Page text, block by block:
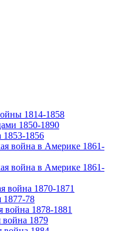
1814-1858
1850-1890
1856
война в Америке 1861-
война в Америке 1861-
война 1870-1871
1877-78
война 1878-1881
война 1879